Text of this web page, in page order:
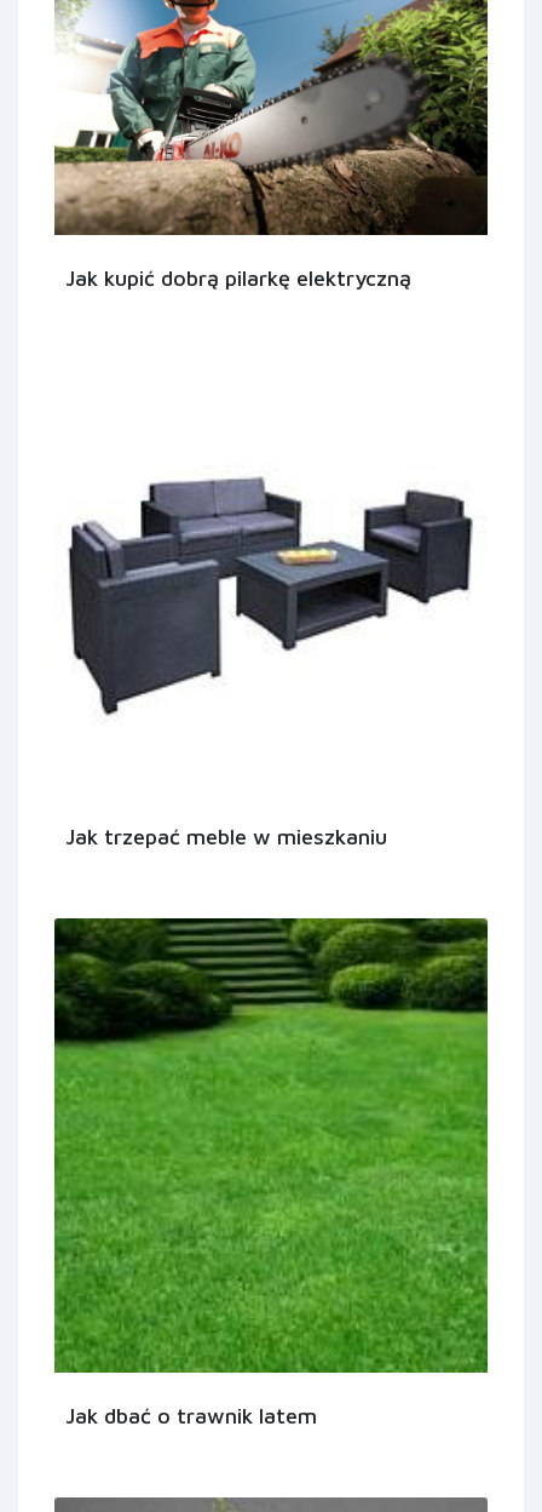
Jak kupić dobrą pilarkę elektryczną
Jak trzepać meble w mieszkaniu
Jak dbać o trawnik latem